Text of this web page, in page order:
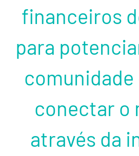
financeiros
para
comunidade
conectar o
através da